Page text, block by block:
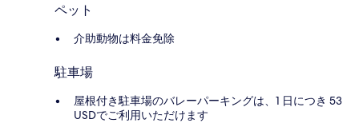
ペット
介助動物は料金免除
駐車場
屋根付き駐車場のバレーパーキングは、1 日につき 53
USDでご利用いただけます